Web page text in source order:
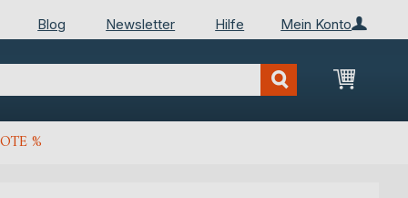
Mein Konto
Blog Newsletter Hilfe
Mein
%